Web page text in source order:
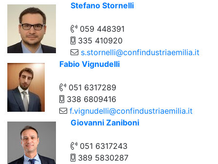
Stefano Stornelli
059 448391
335 410920
s.stornelli@confindustriaemilia.it
Fabio Vignudelli
051 6317289
338 6809416
f.vignudelli@confindustriaemilia.it
Giovanni Zaniboni
051 6317243
389 5830287